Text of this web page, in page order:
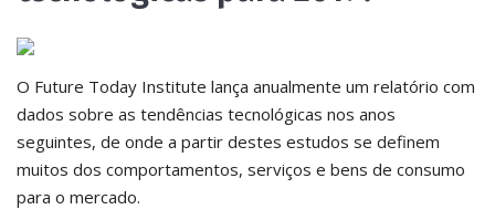
O Future Today Institute lança anualmente um relatório com
dados sobre as tendências tecnológicas nos anos
seguintes, de onde a partir destes estudos se definem
muitos dos comportamentos, serviços e bens de consumo
para o mercado.